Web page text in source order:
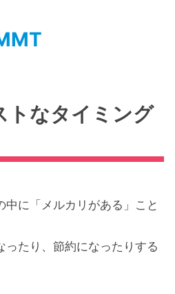
トなタイミング
に「メルカリがある」こと
ったり、節約になったりする